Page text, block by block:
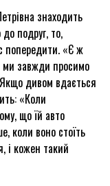
знаходить
подруг, то,
попередити. «Є ж
ми завжди просимо
дивом вдається
«Коли
що їй авто
коли воно стоїть
і кожен такий